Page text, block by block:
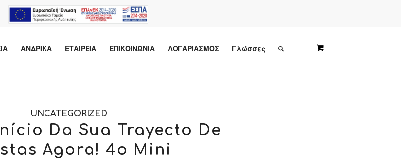
ΑΝΔΡΙΚΑ ΕΤΑΙΡΕΙΑ ΕΠΙΚΟΙΝΩΝΙΑ ΛΟΓΑΡΙΑΣΜΟΣ Γλώσσες
UNCATEGORIZED
Da Sua Trayecto De
Agora! 4o Mini